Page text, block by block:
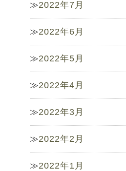
2022年7月
2022年6月
2022年5月
2022年4月
2022年3月
2022年2月
2022年1月